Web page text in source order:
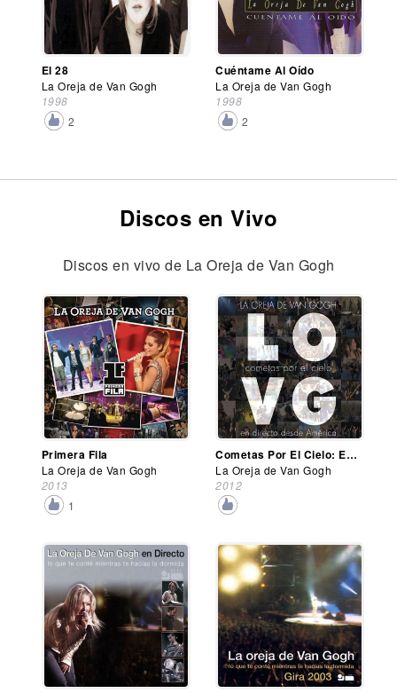
El 28
La Oreja de Van Gogh
1998
2
Cuéntame Al Oído
La Oreja de Van Gogh
1998
2
Discos en Vivo
Discos en vivo de La Oreja de Van Gogh
Primera Fila
La Oreja de Van Gogh
2013
1
Cometas Por El Cielo: En Directo Desde América
La Oreja de Van Gogh
2012